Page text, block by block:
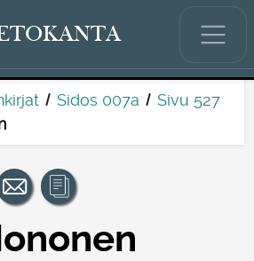
Sidos 007a
Sivu 527